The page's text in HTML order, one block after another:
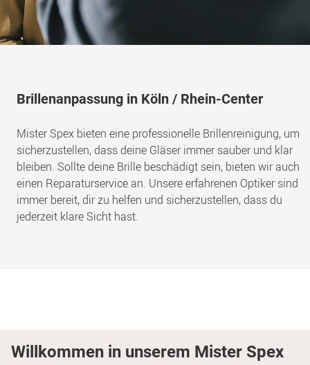
Brillenanpassung in Köln / Rhein-Center
Mister Spex bieten eine professionelle Brillenreinigung, um
sicherzustellen, dass deine Gläser immer sauber und klar
bleiben. Sollte deine Brille beschädigt sein, bieten wir auch
einen Reparaturservice an. Unsere erfahrenen Optiker sind
immer bereit, dir zu helfen und sicherzustellen, dass du
jederzeit klare Sicht hast.
Willkommen in unserem Mister Spex